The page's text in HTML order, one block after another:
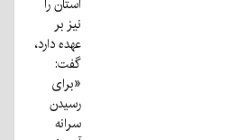
نیز بر
عهده دارد،
گفت:
«برای
رسیدن
سرانه